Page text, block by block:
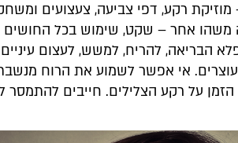
מוזיקת רקע, דפי צביעה, צעצועים
משהו אחר – שקט, שימוש בכל החושים
הבריאה, להריח, למשש, לעצום
אי אפשר לשמוע את הרוח
על רקע הצלילים. חייבים להתמסר